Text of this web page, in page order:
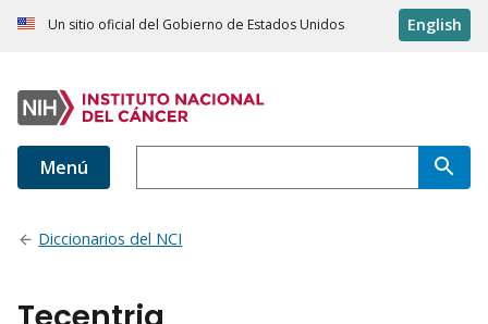
Un sitio oficial del Gobierno de Estados Unidos English
Menú
Diccionarios del NCI